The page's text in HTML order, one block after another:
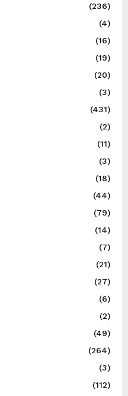
(236)
(4)
(16)
(19)
(20)
(3)
(431)
(2)
(11)
(3)
(18)
(44)
(79)
(14)
(7)
(21)
(27)
(6)
(2)
(49)
(264)
(3)
(112)